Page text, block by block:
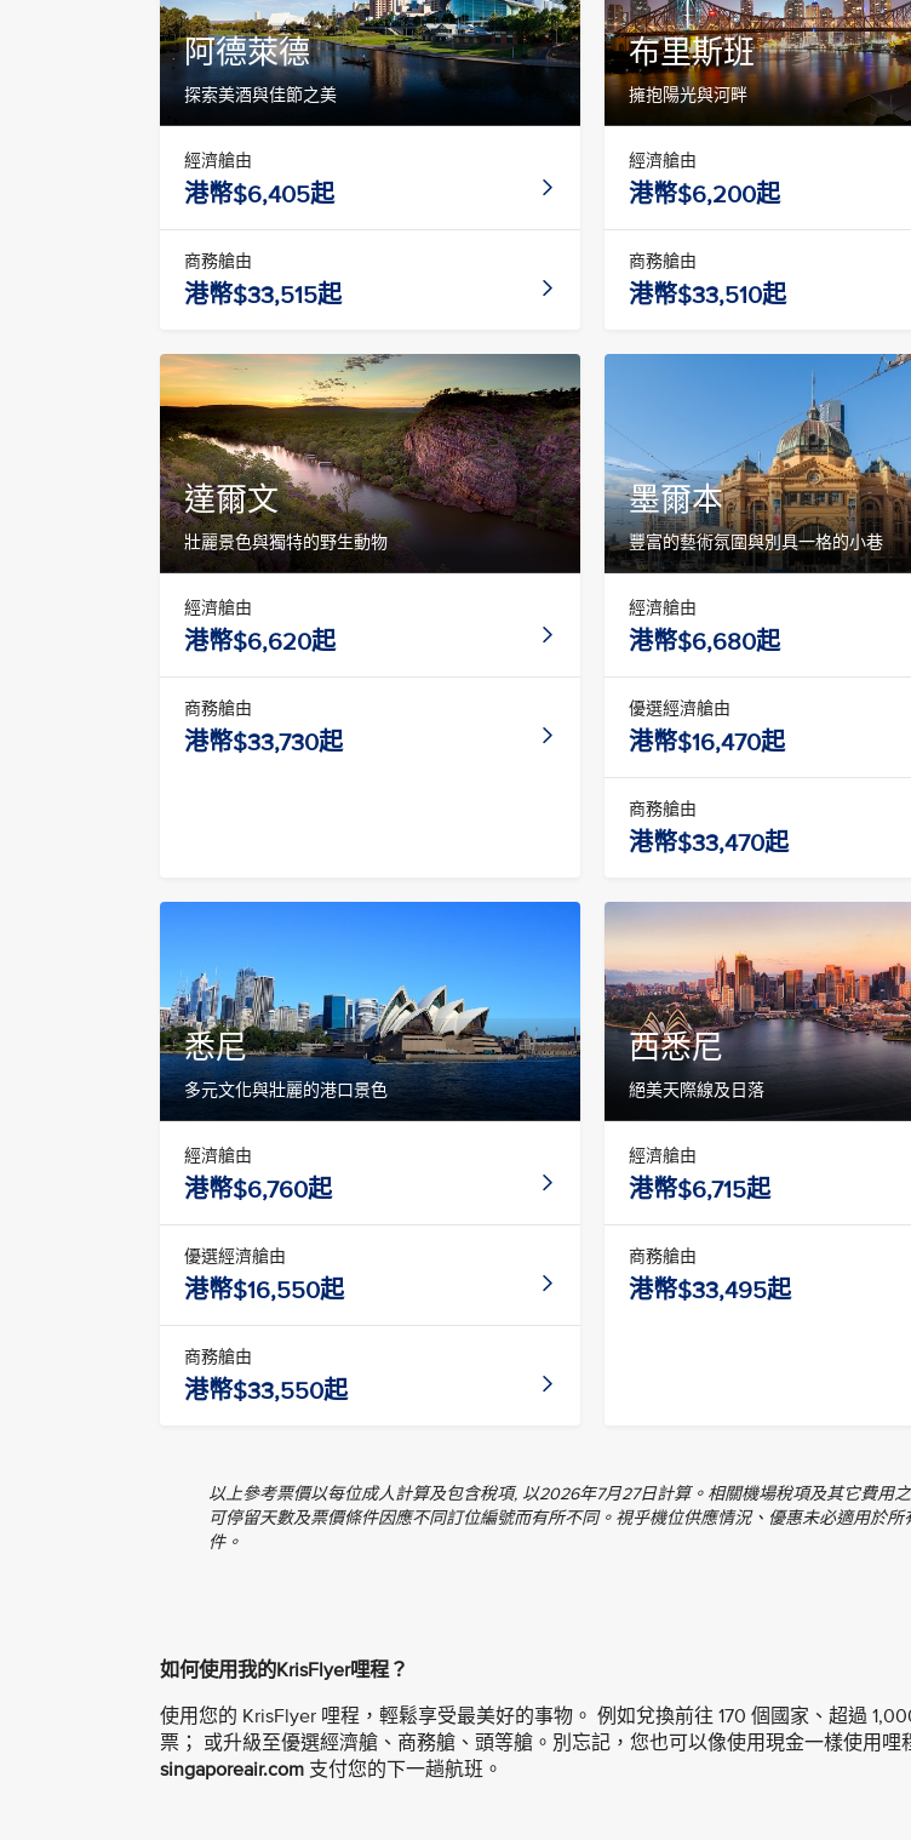
阿德萊德
探索美酒與佳節之美
經濟艙由
港幣$6,405起
商務艙由
港幣$33,515起
布里斯班
擁抱陽光與河畔
經濟艙由
港幣$6,200起
商務艙由
港幣$33,510起
達爾文
壯麗景色與獨特的野生動物
經濟艙由
港幣$6,620起
商務艙由
港幣$33,730起
墨爾本
豐富的藝術氛圍與別具一格的小巷
經濟艙由
港幣$6,680起
優選經濟艙由
港幣$16,470起
商務艙由
港幣$33,470起
悉尼
多元文化與壯麗的港口景色
經濟艙由
港幣$6,760起
優選經濟艙由
港幣$16,550起
商務艙由
港幣$33,550起
西悉尼
絕美天際線及日落
經濟艙由
港幣$6,715起
商務艙由
港幣$33,495起
以上參考票價以每位成人計算及包含稅項, 以2026年7月27日計算。相關機場稅項及其它費用
可停留天數及票價條件因應不同訂位編號而有所不同。視乎機位供應情況、優惠未必適用於
件。
如何使用我的KrisFlyer哩程？
使用您的 KrisFlyer 哩程，輕鬆享受最美好的事物。 例如兌換前往 170 個國家、超過
票； 或升級至優選經濟艙、商務艙、頭等艙。別忘記，您也可以像使用現金一樣使用哩
singaporeair.com 支付您的下一趟航班。